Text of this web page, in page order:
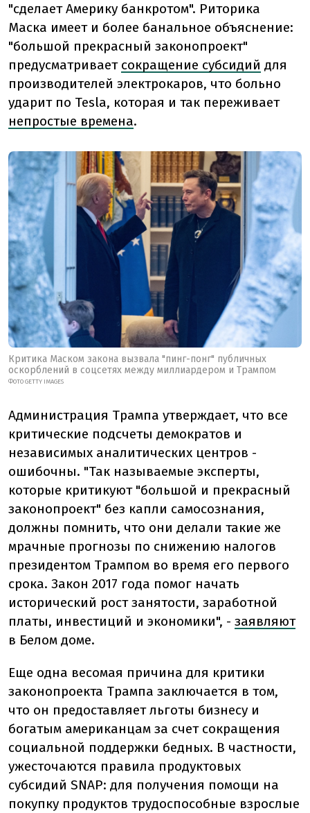
"сделает Америку банкротом". Риторика
Маска имеет и более банальное объяснение:
"большой прекрасный законопроект"
предусматривает сокращение субсидий для
производителей электрокаров, что больно
ударит по Tesla, которая и так переживает
непростые времена.
Критика Маском закона вызвала "пинг-понг" публичных
оскорблений в соцсетях между миллиардером и Трампом
ФОТО GETTY IMAGES
Администрация Трампа утверждает, что все
критические подсчеты демократов и
независимых аналитических центров -
ошибочны. "Так называемые эксперты,
которые критикуют "большой и прекрасный
законопроект" без капли самосознания,
должны помнить, что они делали такие же
мрачные прогнозы по снижению налогов
президентом Трампом во время его первого
срока. Закон 2017 года помог начать
исторический рост занятости, заработной
платы, инвестиций и экономики", - заявляют
в Белом доме.
Еще одна весомая причина для критики
законопроекта Трампа заключается в том,
что он предоставляет льготы бизнесу и
богатым американцам за счет сокращения
социальной поддержки бедных. В частности,
ужесточаются правила продуктовых
субсидий SNAP: для получения помощи на
покупку продуктов трудоспособные взрослые